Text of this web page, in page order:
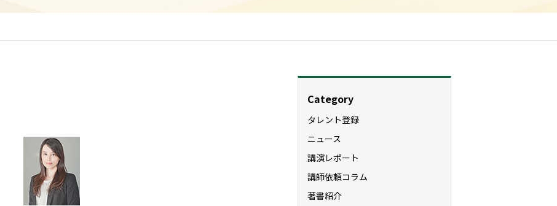
y”において「10分講
Category
タレント登録
ニュース
講演レポート
講師依頼コラム
著書紹介